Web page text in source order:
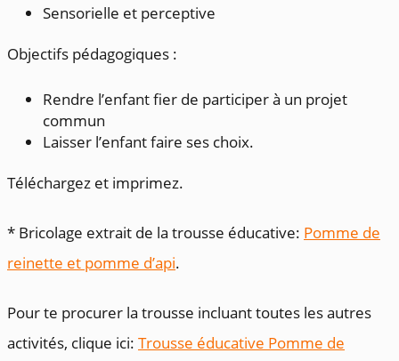
Sensorielle et perceptive
Objectifs pédagogiques :
Rendre l’enfant fier de participer à un projet
commun
Laisser l’enfant faire ses choix.
Téléchargez et imprimez.
* Bricolage extrait de la trousse éducative: Pomme de
reinette et pomme d’api.
Pour te procurer la trousse incluant toutes les autres
activités, clique ici: Trousse éducative Pomme de